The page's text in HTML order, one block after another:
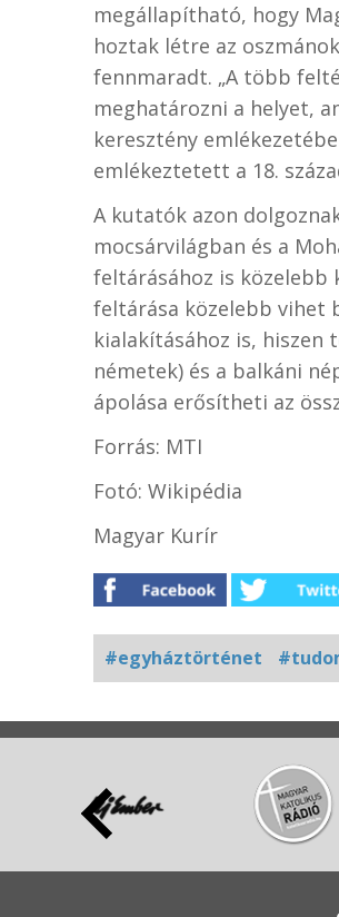
megállapítható, hogy
hoztak létre az
fennmaradt. „A több
meghatározni a helyet,
keresztény
emlékeztetett a 18.
A kutatók azon
mocsárvilágban és a
feltárásához is közelebb
feltárása közelebb vihet
kialakításához is, hiszen
németek) és a balkáni
ápolása erősítheti az
Forrás: MTI
Fotó: Wikipédia
Magyar Kurír
#egyháztörténet
Kapcsolódó
fotógaléria